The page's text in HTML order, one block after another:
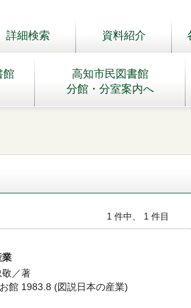
詳細検索 資料紹介
館
高知市民図書館
分館・分室案内へ
1 件中、 1 件目
業
／著
館 1983.8 (図説日本の産業)